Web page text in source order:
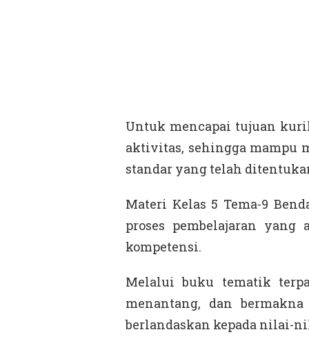
Untuk mencapai tujuan
aktivitas, sehingga mampu
standar yang telah
Materi Kelas 5 Tema-9
proses pembelajaran yang
kompetensi.
Melalui buku tematik
menantang, dan
berlandaskan kepada nilai-